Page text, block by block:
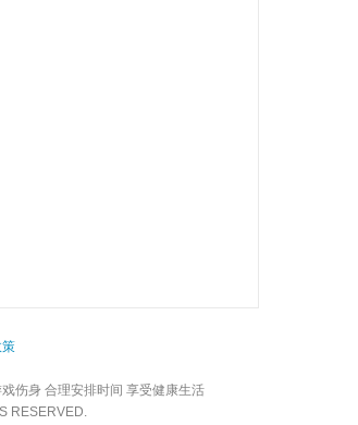
策
伤身 合理安排时间 享受健康生活
RESERVED.